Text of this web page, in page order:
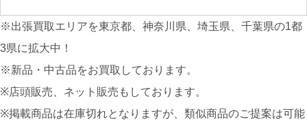
※出張買取エリアを東京都、神奈川県、埼玉県、千葉県の1都
3県に拡大中！
※新品・中古品をお買取しております。
※店頭販売、ネット販売もしております。
※掲載商品は在庫切れとなりますが、類似商品のご提案は可能